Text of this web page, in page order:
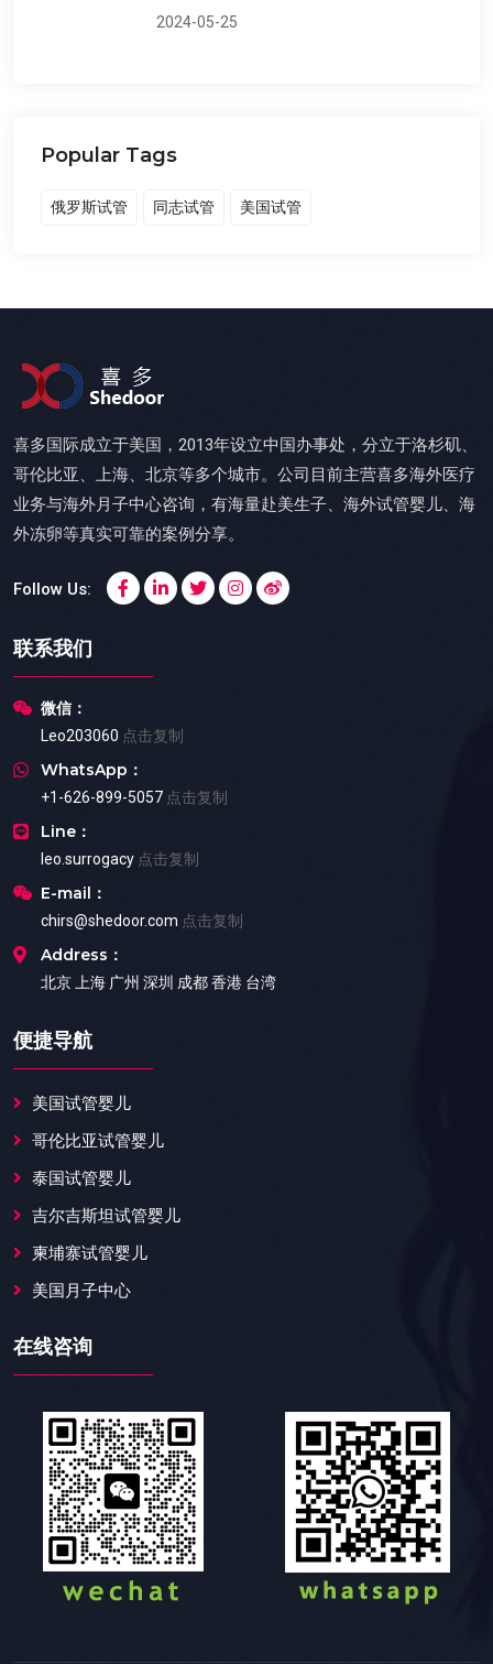
2024-05-25
Popular Tags
俄罗斯试管 同志试管 美国试管
喜多国际成立于美国，2013年设立中国办事处，分立于洛杉矶、
哥伦比亚、上海、北京等多个城市。公司目前主营喜多海外医疗
业务与海外月子中心咨询，有海量赴美生子、海外试管婴儿、海
外冻卵等真实可靠的案例分享。
Follow Us:
联系我们
微信：
Leo203060 点击复制
WhatsApp：
+1-626-899-5057 点击复制
Line：
leo.surrogacy 点击复制
E-mail：
chirs@shedoor.com 点击复制
Address：
北京 上海 广州 深圳 成都 香港 台湾
便捷导航
美国试管婴儿
哥伦比亚试管婴儿
泰国试管婴儿
吉尔吉斯坦试管婴儿
柬埔寨试管婴儿
美国月子中心
在线咨询